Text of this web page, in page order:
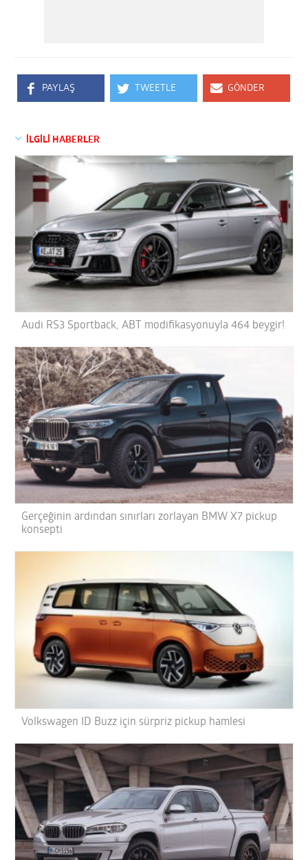
PAYLAŞ TWEETLE GÖNDER
İLGİLİ HABERLER
Audi RS3 Sportback, ABT modifikasyonuyla 464 beygir!
Gerçeğinin ardından sınırları zorlayan BMW X7 pickup
konsepti
Volkswagen ID Buzz için sürpriz pickup hamlesi